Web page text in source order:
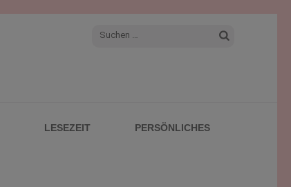
Suchen
LESEZEIT PERSÖNLICHES